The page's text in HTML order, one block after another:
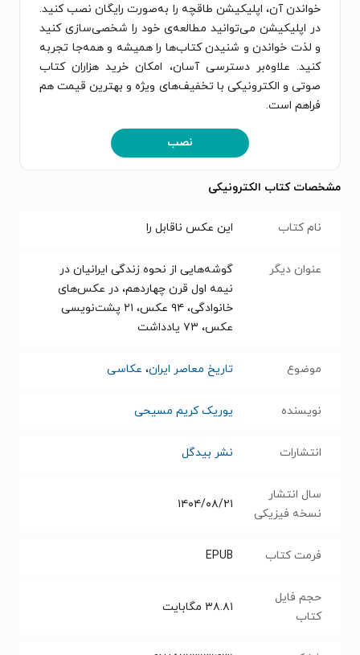
خواندن آن، اپلیکیشن طاقچه را به‌صورت رایگان نصب کنید.
در اپلیکیشن می‌توانید مطالعه‌ی خود را شخصی‌سازی کنید
و لذت خواندن و شنیدن کتاب‌ها را همیشه و همه‌جا تجربه
کنید. علاوه‌بر دسترسی آسان، امکان خرید هزاران کتاب
صوتی و الکترونیکی با تخفیف‌های ویژه و بهترین قیمت هم
فراهم است.
نصب
مشخصات کتاب الکترونیکی
نام کتاب این عکس ناقابل را
عنوان دیگر
گوشه‌هایی از نحوه زندگی ایرانیان در
نیمه اول قرن چهاردهم، در عکس‌های
خانوادگی، ۹۴ عکس، ۲۱ پشت‌نویسی
عکس، ۷۳ یادداشت
موضوع تاریخ معاصر ایران، عکاسی
نویسنده یوریک کریم مسیحی
انتشارات نشر بیدگل
سال انتشار
نسخه فیزیکی
۱۴۰۴/۰۸/۲۱
فرمت کتاب EPUB
حجم فایل
کتاب
۳۸.۸۱ مگابایت